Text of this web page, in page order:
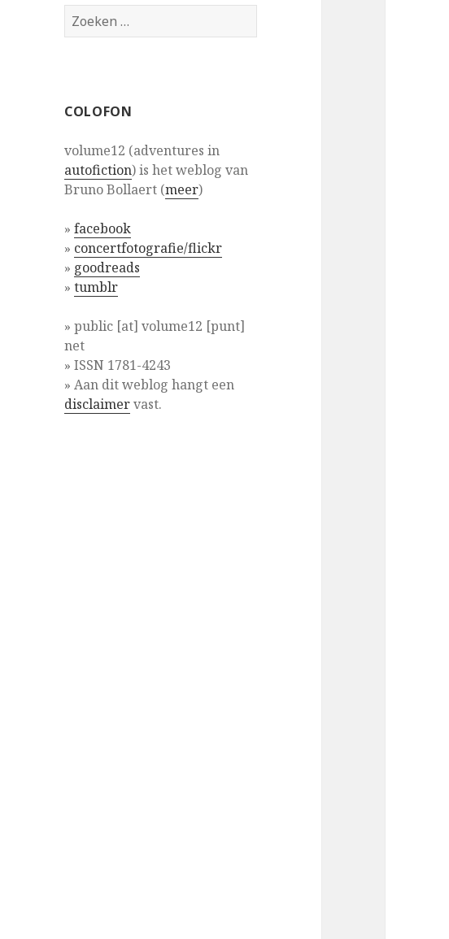
Zoeken
naar:
COLOFON
volume12 (adventures in
autofiction) is het weblog van
Bruno Bollaert (meer)
»facebook
» concertfotografie/flickr
» goodreads
»tumblr
» public [at] volume12 [punt]
net
» ISSN 1781-4243
» Aan dit weblog hangt een
disclaimervast.